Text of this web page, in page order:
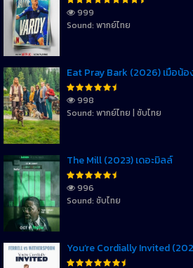
999
Sound: พากย์ไทย
Eat Pray Bark (2026) เมื่อน้อ
998
Sound: พากย์ไทย | ซับไทย
The Mill (2023) เดอะมิลล์
996
Sound: ซับไทย
You’re Cordially Invited